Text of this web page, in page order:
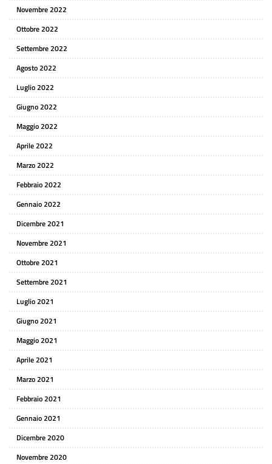
Novembre 2022
Ottobre 2022
Settembre 2022
Agosto 2022
Luglio 2022
Giugno 2022
Maggio 2022
Aprile 2022
Marzo 2022
Febbraio 2022
Gennaio 2022
Dicembre 2021
Novembre 2021
Ottobre 2021
Settembre 2021
Luglio 2021
Giugno 2021
Maggio 2021
Aprile 2021
Marzo 2021
Febbraio 2021
Gennaio 2021
Dicembre 2020
Novembre 2020